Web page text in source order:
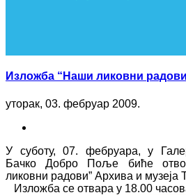
Изложба “Наши ликовни
уторак, 03. фебруар 2009.
У суботу, 07. фебруара, у
Бачко Добро Поље биће
ликовни радови” Архива и музеја
Изложба се отвара у 18.00